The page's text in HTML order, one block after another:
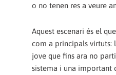
o no tenen res a veure
Aquest escenari és el
com a principals virtuts:
jove que fins ara no
sistema i una important